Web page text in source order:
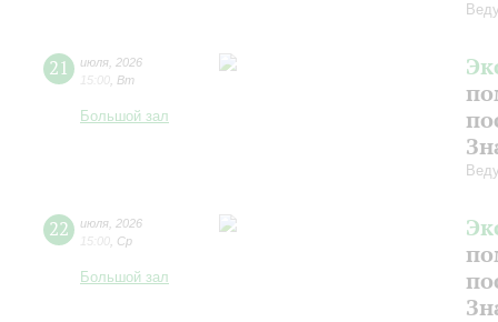
21 июля 2026
15:00 Вт
Большой зал
22 июля 2026
15:00 Ср
Большой зал